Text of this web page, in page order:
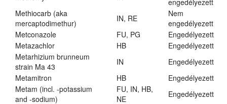
engedélyezett
Methiocarb (aka
mercaptodimethur)
IN, RE
Nem
engedélyezett
Metconazole
FU, PG
Engedélyezett
Metazachlor
HB
Engedélyezett
Metarhizium brunneum
strain Ma 43
IN
Engedélyezett
Metamitron
HB
Engedélyezett
Metam (incl. -potassium
and -sodium)
FU, IN, HB,
NE
Engedélyezett